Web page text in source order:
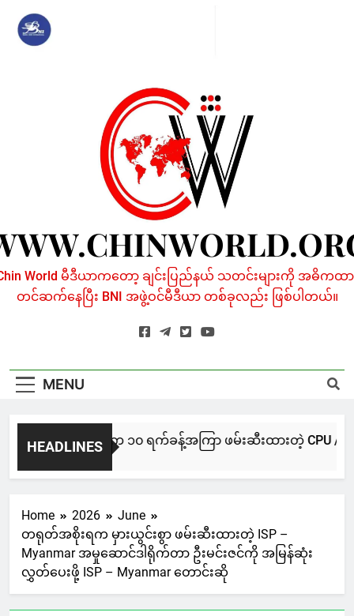
content
World မီဒီယာကတော့ ချင်းပြည်နယ် သတင်းများကို အဓိကထာ
တင်ဆက်နေပြီး BNI အဖွဲ့ဝင်မီဒီယာ တစ်ခုလည်း ဖြစ်ပါတယ်။
MENU
HEADLINES
NUG မကွေးအဖွဲ့က ၁၀ ရက်ခန့်အကြာ ဖမ်းဆီးထားတဲ့ CPU /
2 Hours Ago
Home 2026
June
တရုတ်အစိုးရက မှားယွင်းစွာ ဖမ်းဆီးထားတဲ့ ISP –
Myanmar အမှုဆောင်ဒါရိုက်တာ ဦးမင်းဇင်ကို အမြန်ဆုံး
လွှတ်ပေးဖို့ ISP – Myanmar တောင်းဆို